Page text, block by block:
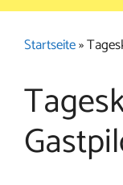
Startseite»